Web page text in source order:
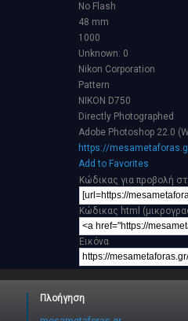
No Flash
48 mm
1000
Unknown: 0
Nikon Corporation
Pattern
NIKON D750
Directly Photographed
Adobe Photoshop 22.0
https://
Add to Favorites
Κώδικας για προβολή
Κώδικας html
Εικόνα
Πλοήγηση